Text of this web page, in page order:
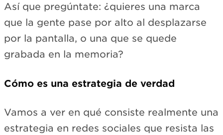
Así que pregúntate: ¿quieres una marca
que la gente pase por alto al desplazarse
por la pantalla, o una que se quede
grabada en la memoria?
Cómo es una estrategia de verdad
Vamos a ver en qué consiste realmente una
estrategia en redes sociales que resista las